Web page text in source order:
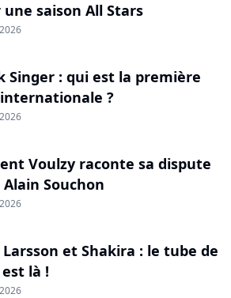
une saison All Stars
Singer : qui est la première
?
Voulzy raconte sa dispute
Alain Souchon
Larsson et Shakira : le tube de
là !